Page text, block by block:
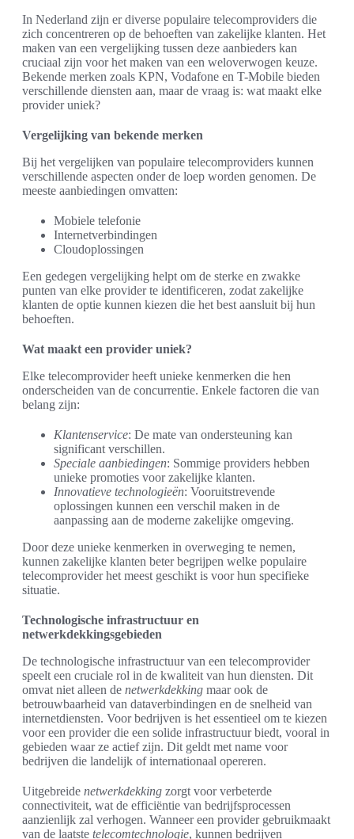
In Nederland zijn er diverse populaire telecomproviders die
zich concentreren op de behoeften van zakelijke klanten. Het
maken van een vergelijking tussen deze aanbieders kan
cruciaal zijn voor het maken van een weloverwogen keuze.
Bekende merken zoals KPN, Vodafone en T-Mobile bieden
verschillende diensten aan, maar de vraag is: wat maakt elke
provider uniek?
Vergelijking van bekende merken
Bij het vergelijken van populaire telecomproviders kunnen
verschillende aspecten onder de loep worden genomen. De
meeste aanbiedingen omvatten:
Mobiele telefonie
Internetverbindingen
Cloudoplossingen
Een gedegen vergelijking helpt om de sterke en zwakke
punten van elke provider te identificeren, zodat zakelijke
klanten de optie kunnen kiezen die het best aansluit bij hun
behoeften.
Wat maakt een provider uniek?
Elke telecomprovider heeft unieke kenmerken die hen
onderscheiden van de concurrentie. Enkele factoren die van
belang zijn:
Klantenservice: De mate van ondersteuning kan
significant verschillen.
Speciale aanbiedingen: Sommige providers hebben
unieke promoties voor zakelijke klanten.
Innovatieve technologieën: Vooruitstrevende
oplossingen kunnen een verschil maken in de
aanpassing aan de moderne zakelijke omgeving.
Door deze unieke kenmerken in overweging te nemen,
kunnen zakelijke klanten beter begrijpen welke populaire
telecomprovider het meest geschikt is voor hun specifieke
situatie.
Technologische infrastructuur en
netwerkdekkingsgebieden
De technologische infrastructuur van een telecomprovider
speelt een cruciale rol in de kwaliteit van hun diensten. Dit
omvat niet alleen de netwerkdekking maar ook de
betrouwbaarheid van dataverbindingen en de snelheid van
internetdiensten. Voor bedrijven is het essentieel om te kiezen
voor een provider die een solide infrastructuur biedt, vooral in
gebieden waar ze actief zijn. Dit geldt met name voor
bedrijven die landelijk of internationaal opereren.
Uitgebreide netwerkdekking zorgt voor verbeterde
connectiviteit, wat de efficiëntie van bedrijfsprocessen
aanzienlijk zal verhogen. Wanneer een provider gebruikmaakt
van de laatste telecomtechnologie, kunnen bedrijven